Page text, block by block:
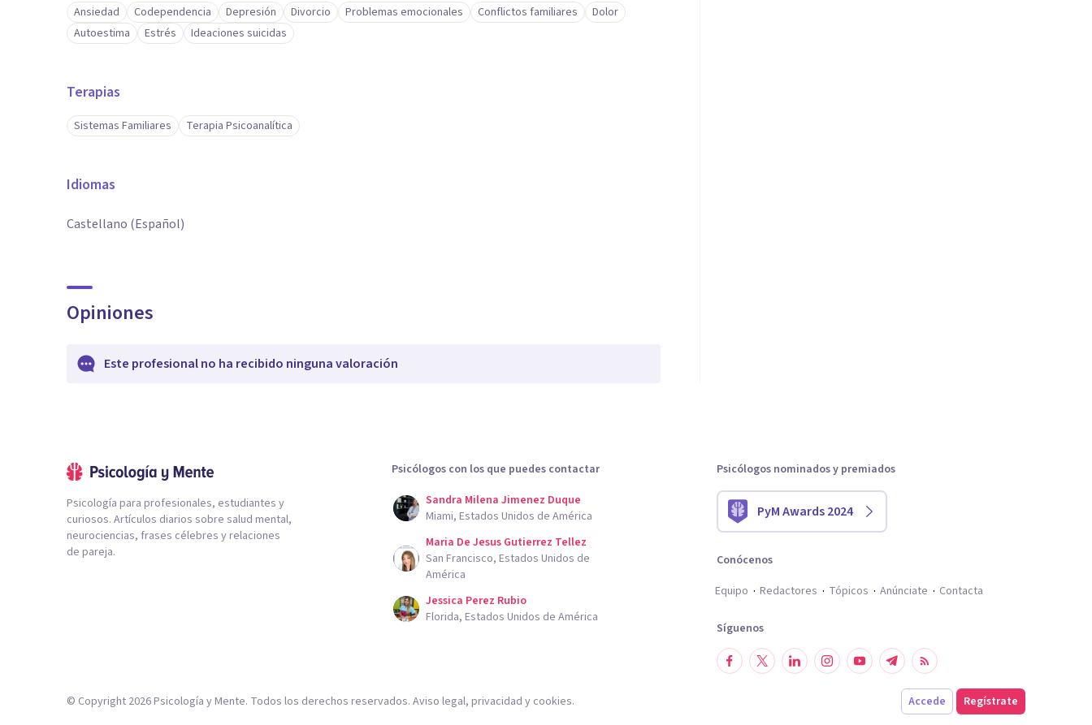
Ansiedad Codependencia Depresión Divorcio Problemas emocionales Conflictos familiares
Dolor
Autoestima
Estrés Ideaciones suicidas
Terapias
Sistemas Familiares Terapia Psicoanalítica
Idiomas
Castellano (Español)
Opiniones
Este profesional no ha recibido ninguna valoración
Psicología para profesionales, estudiantes y
curiosos. Artículos diarios sobre salud mental,
neurociencias, frases célebres y relaciones
de pareja.
Psicólogos con los que puedes contactar
Sandra Milena Jimenez Duque
Miami, Estados Unidos de América
Maria De Jesus Gutierrez Tellez
San Francisco, Estados Unidos de
América
Jessica Perez Rubio
Florida, Estados Unidos de América
Psicólogos nominados y premiados
PyM Awards 2024
Conócenos
Equipo
Redactores Tópicos Anúnciate Contacta
Síguenos
Accede Regístrate
© Copyright 2026Psicología y Mente. Todos los derechos reservados. Aviso legal, privacidad y cookies.